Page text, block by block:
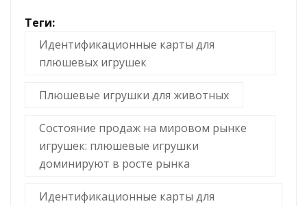
Теги:
Идентификационные карты для
плюшевых игрушек
Плюшевые игрушки для животных
Состояние продаж на мировом рынке
игрушек: плюшевые игрушки
доминируют в росте рынка
Идентификационные карты для